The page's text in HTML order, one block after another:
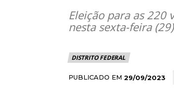
Eleição para as 220
nesta sexta-feira (29)
DISTRITO FEDERAL
PUBLICADO EM 29/09/2023